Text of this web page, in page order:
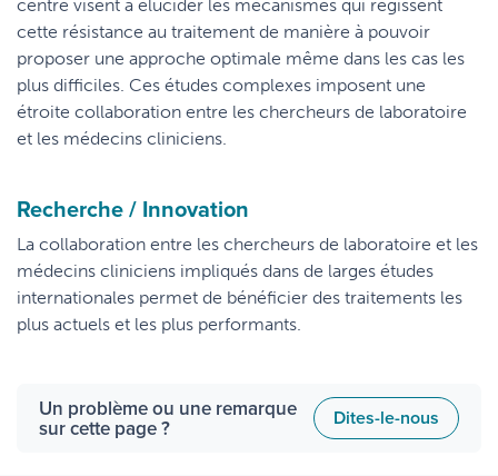
centre visent à élucider les mécanismes qui régissent
cette résistance au traitement de manière à pouvoir
proposer une approche optimale même dans les cas les
plus difficiles. Ces études complexes imposent une
étroite collaboration entre les chercheurs de laboratoire
et les médecins cliniciens.
Recherche / Innovation
La collaboration entre les chercheurs de laboratoire et les
médecins cliniciens impliqués dans de larges études
internationales permet de bénéficier des traitements les
plus actuels et les plus performants.
Un problème ou une remarque
sur cette page ? Dites-le-nous